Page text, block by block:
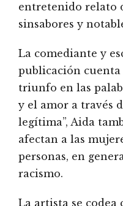
entretenido relato
sinsabores y
La comediante y
publicación
triunfo en las
y el amor a través
legítima”, Aida
afectan a las
personas, en
racismo.
La artista se codea